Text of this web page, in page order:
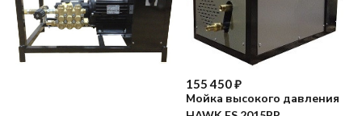
155 450₽
Мойка высокого давления